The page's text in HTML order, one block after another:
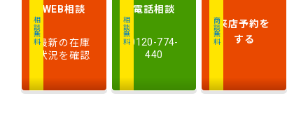
気
量
大きい順 小さい順
検
多い順 少ない順
相談無料
WEB相談
最新の在庫
状況を確認
相談無料
電話相談
0120-774-
440
商談無料来店予約を
する